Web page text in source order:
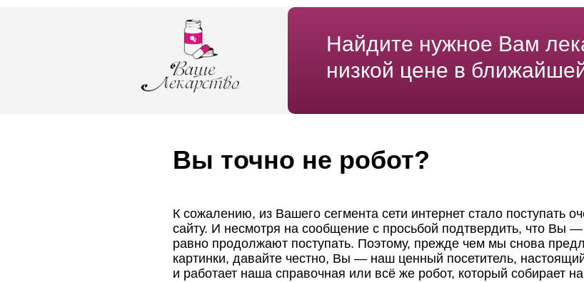
Найдите нужное Вам
низкой цене в
Вы точно не робот?
К сожалению, из Вашего сегмента сети интернет стало поступать
сайту. И несмотря на сообщение с просьбой подтвердить, что Вы
равно продолжают поступать. Поэтому, прежде чем мы снова
картинки, давайте честно, Вы — наш ценный посетитель,
и работает наша справочная или всё же робот, который собирает